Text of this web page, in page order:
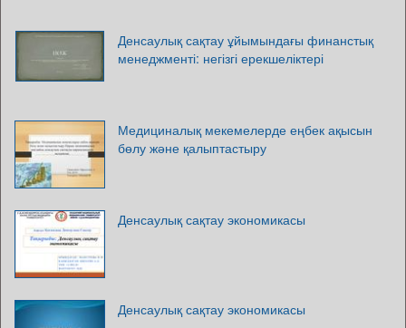
Денсаулық сақтау ұйымындағы финанстық
менеджменті: негізгі ерекшеліктері
Медициналық мекемелерде еңбек ақысын
бөлу және қалыптастыру
Денсаулық сақтау экономикасы
Денсаулық сақтау экономикасы